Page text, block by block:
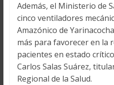
Además, el Ministerio de
cinco ventiladores
Amazónico de
más para favorecer en la
pacientes en estado
Carlos Salas Suárez,
Regional de la Salud.